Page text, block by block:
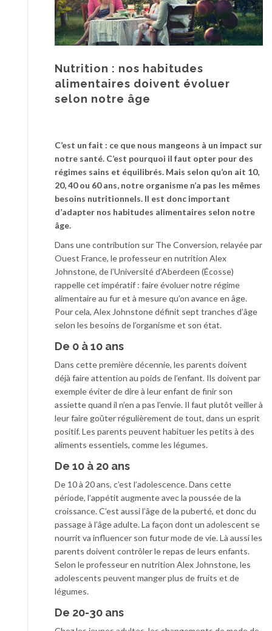
Nutrition : nos habitudes
alimentaires doivent évoluer
selon notre âge
C’est un fait : ce que nous mangeons à un impact sur
notre santé. C’est pourquoi il faut opter pour des
régimes sains et équilibrés. Mais selon qu’on ait 10,
20, 40 ou 60 ans, notre organisme n’a pas les mêmes
besoins nutritionnels. Il est donc important
d’adapter nos habitudes alimentaires selon notre
âge.
Dans une contribution sur The Conversion, relayée par
Ouest France, le professeur en nutrition Alex
Johnstone, de l’Université d’Aberdeen (Écosse)
rappelle cet impératif : faire évoluer notre régime
alimentaire au fur et à mesure qu’on avance en âge.
Pour cela, Alex Johnstone définit sept tranches d’âge
selon les besoins de l’organisme et son état.
De 0 à 10 ans
Dans cette première décennie, les parents doivent
déjà faire attention au poids de l’enfant. Ils doivent par
exemple éviter de dire à leur enfant de finir son
assiette quand il n’en a pas l’envie. Il faut plutôt veiller à
leur faire goûter régulièrement de tout, dans un esprit
positif. Les parents peuvent habituer les petits à des
aliments essentiels, comme les légumes.
De 10 à 20 ans
De 10 à 20 ans, c’est l’adolescence. Dans cette
période, l’appétit augmente avec la poussée de la
croissance. C’est aussi l’âge de la puberté, et donc du
passage à l’âge adulte. La façon dont un adolescent se
nourrit va influencer son futur mode de vie. Là aussi les
parents doivent contrôler le repas de leurs enfants.
Selon le professeur en nutrition Alex Johnstone, les
adolescents peuvent manger plus de fruits et de
légumes.
De 20-30 ans